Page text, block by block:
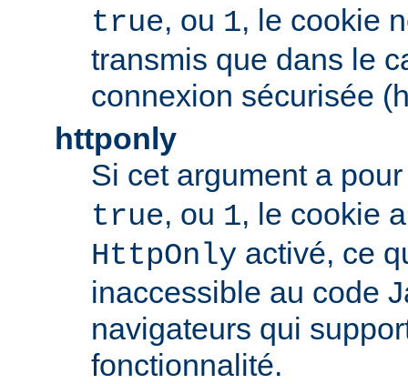
true, ou 1, le cookie
transmis que dans le
connexion sécurisée
httponly
Si cet argument a
true, ou 1, le cookie
HttpOnly activé, ce
inaccessible au code
navigateurs qui
fonctionnalité.